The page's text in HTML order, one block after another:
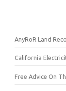
AnyRoR Land
California
Free Advice On